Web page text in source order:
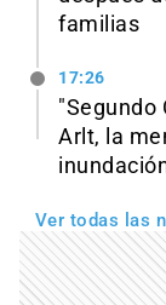
familias
17:26
"Segundo
Arlt, la
Ver todas las